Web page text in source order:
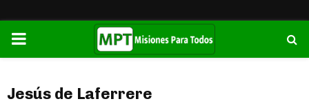
PRIMARY
Jesús de Laferrere